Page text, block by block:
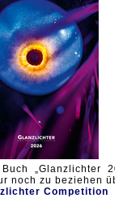
„Glanzlichter
noch zu beziehen
Competition